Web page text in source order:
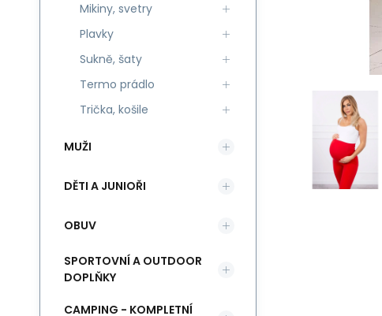
Mikiny, svetry
Plavky
Sukně, šaty
Termo prádlo
Trička, košile
MUŽI
DĚTI A JUNIOŘI
OBUV
SPORTOVNÍ A OUTDOOR
DOPLŇKY
CAMPING - KOMPLETNÍ